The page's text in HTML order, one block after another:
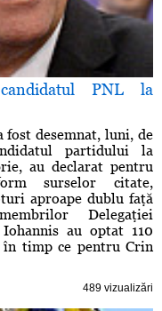
PNL la
fost desemnat, luni, de
partidului la
au declarat pentru
surselor citate,
aproape dublu faţă
Delegaţiei
au optat 110
în timp ce pentru Crin
489 vizualizări